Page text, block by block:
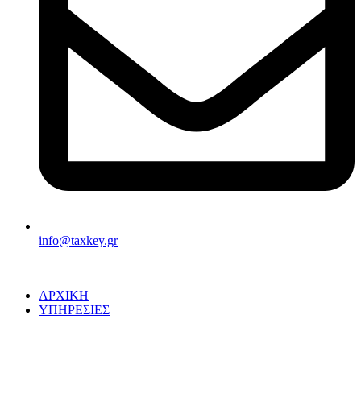
info@taxkey.gr
ΑΡΧΙΚΗ
ΥΠΗΡΕΣΙΕΣ